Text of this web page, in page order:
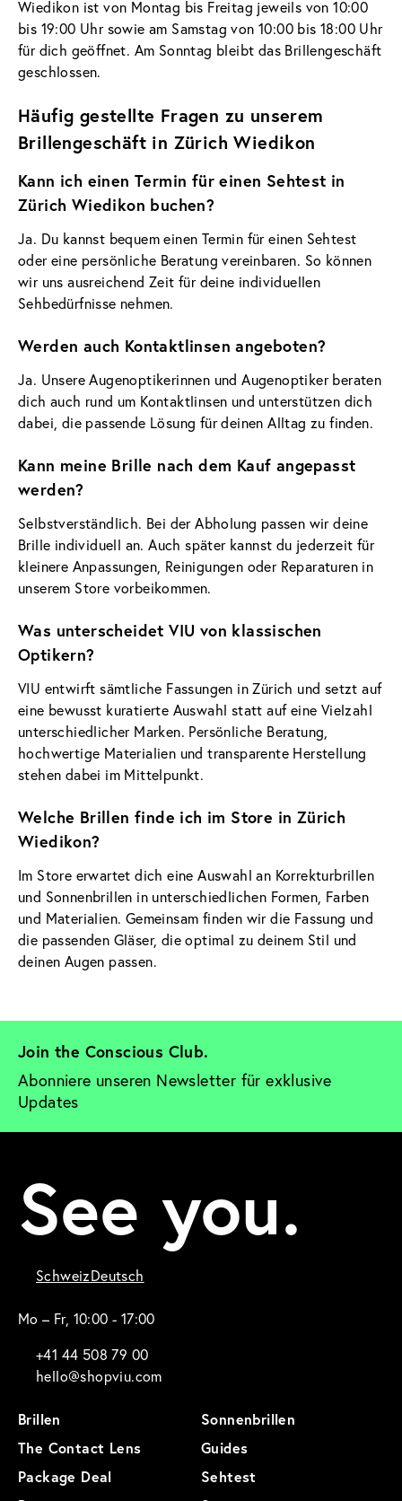
Wiedikon ist von Montag bis Freitag jeweils von 10:00
bis 19:00 Uhr sowie am Samstag von 10:00 bis 18:00 Uhr
für dich geöffnet. Am Sonntag bleibt das Brillengeschäft
geschlossen.
Häufig gestellte Fragen zu unserem
Brillengeschäft in Zürich Wiedikon
Kann ich einen Termin für einen Sehtest in
Zürich Wiedikon buchen?
Ja. Du kannst bequem einen Termin für einen Sehtest
oder eine persönliche Beratung vereinbaren. So können
wir uns ausreichend Zeit für deine individuellen
Sehbedürfnisse nehmen.
Werden auch Kontaktlinsen angeboten?
Ja. Unsere Augenoptikerinnen und Augenoptiker beraten
dich auch rund um Kontaktlinsen und unterstützen dich
dabei, die passende Lösung für deinen Alltag zu finden.
Kann meine Brille nach dem Kauf angepasst
werden?
Selbstverständlich. Bei der Abholung passen wir deine
Brille individuell an. Auch später kannst du jederzeit für
kleinere Anpassungen, Reinigungen oder Reparaturen in
unserem Store vorbeikommen.
Was unterscheidet VIU von klassischen
Optikern?
VIU entwirft sämtliche Fassungen in Zürich und setzt auf
eine bewusst kuratierte Auswahl statt auf eine Vielzahl
unterschiedlicher Marken. Persönliche Beratung,
hochwertige Materialien und transparente Herstellung
stehen dabei im Mittelpunkt.
Welche Brillen finde ich im Store in Zürich
Wiedikon?
Im Store erwartet dich eine Auswahl an Korrekturbrillen
und Sonnenbrillen in unterschiedlichen Formen, Farben
und Materialien. Gemeinsam finden wir die Fassung und
die passenden Gläser, die optimal zu deinem Stil und
deinen Augen passen.
Join the Conscious Club.
Abonniere unseren Newsletter für exklusive
Updates
See you.
SchweizDeutsch
Mo – Fr, 10:00 - 17:00
+41 44 508 79 00
hello@shopviu.com
Brillen
Sonnenbrillen
The Contact Lens
Guides
Package Deal
Sehtest